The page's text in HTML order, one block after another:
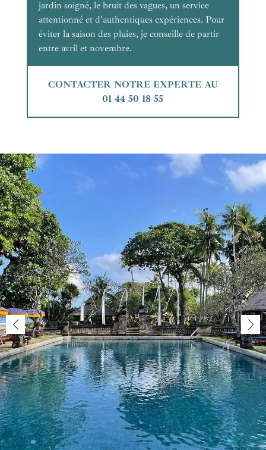
jardin soigné, le bruit des vagues, un service
attentionné et d'authentiques expériences. Pour
éviter la saison des pluies, je conseille de partir
entre avril et novembre.
CONTACTER NOTRE EXPERTE AU
01 44 50 18 55